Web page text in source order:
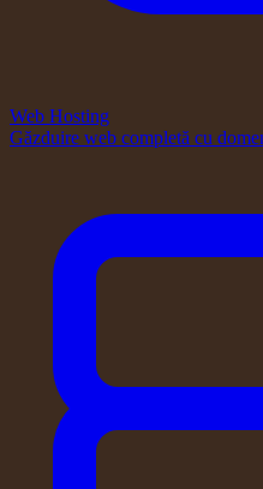
Web Hosting
Găzduire web completă cu